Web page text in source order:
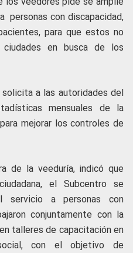
personas con discapacidad,
para que estos no
en busca de los
a las autoridades del
mensuales de la
mejorar los controles de
de la veeduría, indicó que
el Subcentro se
servicio a personas con
conjuntamente con la
talleres de capacitación en
con el objetivo de